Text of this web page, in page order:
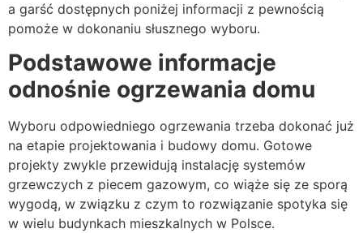
a garść dostępnych poniżej informacji z pewnością
pomoże w dokonaniu słusznego wyboru.
Podstawowe informacje
odnośnie ogrzewania domu
Wyboru odpowiedniego ogrzewania trzeba dokonać już
na etapie projektowania i budowy domu. Gotowe
projekty zwykle przewidują instalację systemów
grzewczych z piecem gazowym, co wiąże się ze sporą
wygodą, w związku z czym to rozwiązanie spotyka się
w wielu budynkach mieszkalnych w Polsce.